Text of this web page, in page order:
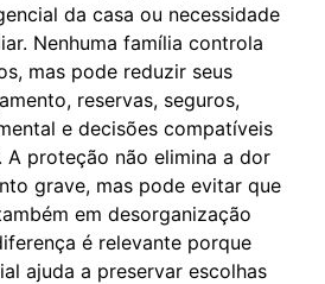
da casa ou necessidade
Nenhuma família controla
mas pode reduzir seus
reservas, seguros,
e decisões compatíveis
A proteção não elimina a dor
grave, mas pode evitar que
em desorganização
é relevante porque
ajuda a preservar escolhas